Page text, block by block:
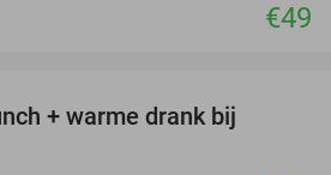
€49
+ warme drank bij